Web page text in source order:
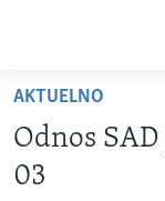
glavni
sadržaj
Idi
na
NASLOVNA
AKTUELNO
Odnos
03